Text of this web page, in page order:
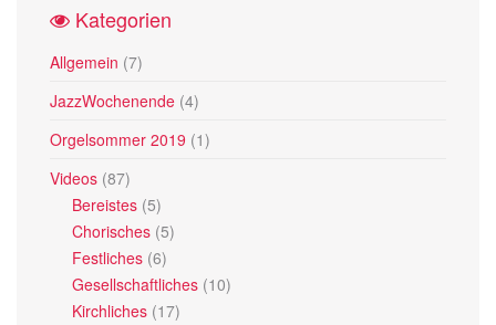
Kategorien
Allgemein (7)
JazzWochenende (4)
Orgelsommer 2019 (1)
Videos (87)
Bereistes (5)
Chorisches (5)
Festliches (6)
Gesellschaftliches (10)
Kirchliches (17)